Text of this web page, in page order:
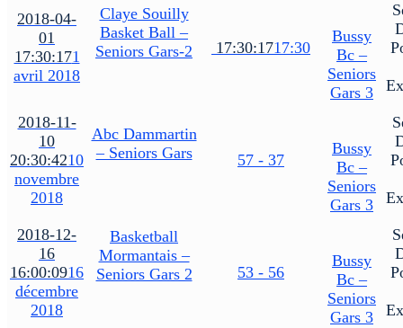
2018-04-
01
17:30:171
avril 2018
Claye Souilly
Basket Ball –
Seniors Gars-2
17:30:1717:30
Bussy
Bc –
Seniors
Gars 3
2018-11-
10
20:30:4210
novembre
2018
Abc Dammartin
– Seniors Gars
57 - 37
Bussy
Bc –
Seniors
Gars 3
2018-12-
16
16:00:0916
décembre
2018
Basketball
Mormantais –
Seniors Gars 2
53 - 56
Bussy
Bc –
Seniors
Gars 3